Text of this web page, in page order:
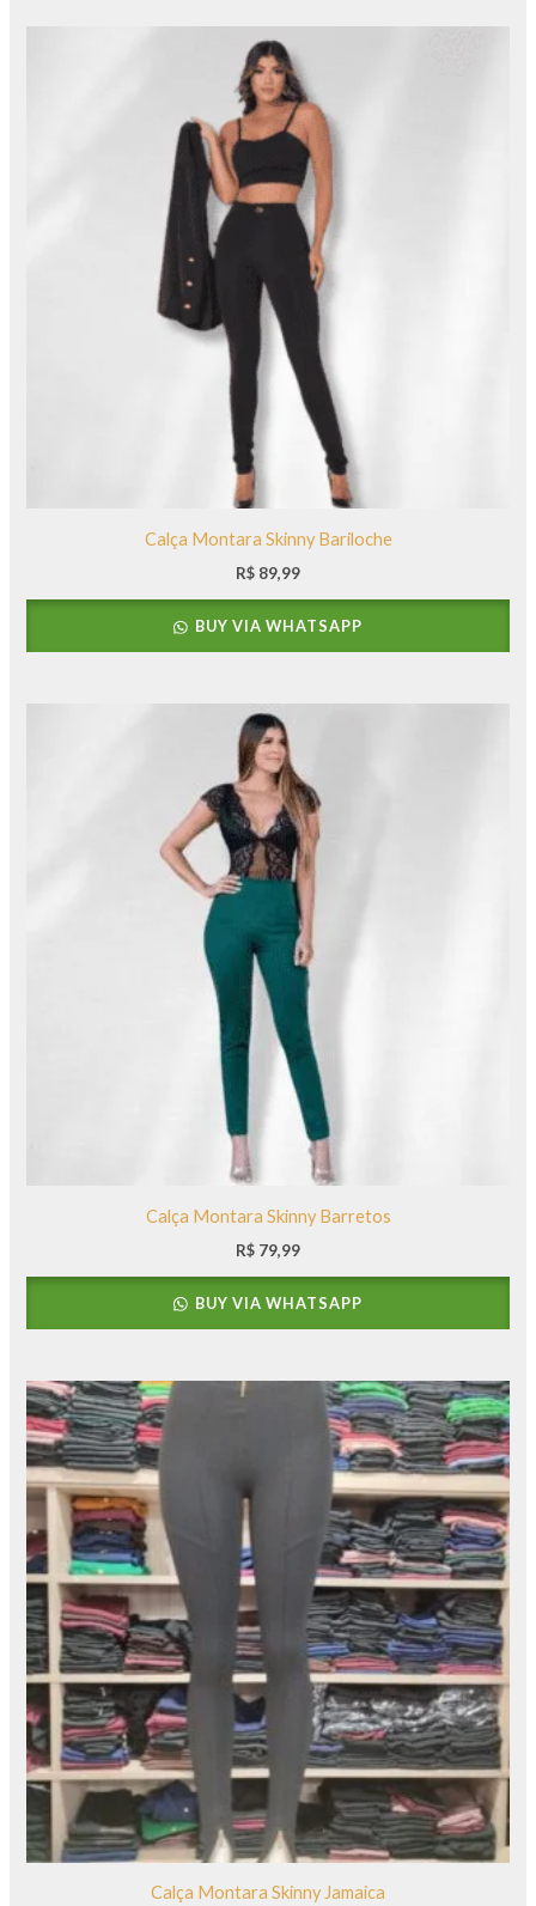
Calça Montara Skinny Bariloche
R$ 89,99
BUY VIA WHATSAPP
Calça Montara Skinny Barretos
R$ 79,99
BUY VIA WHATSAPP
Calça Montara Skinny Jamaica